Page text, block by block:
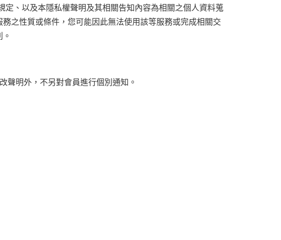
、以及本隱私權聲明及其相關告知內容為相關之個人資料蒐
之性質或條件，您可能因此無法使用該等服務或完成相關交
聲明外，不另對會員進行個別通知。